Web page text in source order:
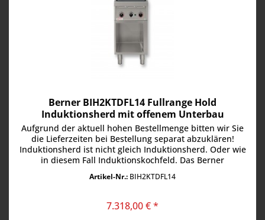
Berner BIH2KTDFL14 Fullrange Hold
Induktionsherd mit offenem Unterbau
Aufgrund der aktuell hohen Bestellmenge bitten wir Sie
die Lieferzeiten bei Bestellung separat abzuklären!
Induktionsherd ist nicht gleich Induktionsherd. Oder wie
in diesem Fall Induktionskochfeld. Das Berner
Artikel-Nr.: BIH2KTDFL14
7.318,00 € *